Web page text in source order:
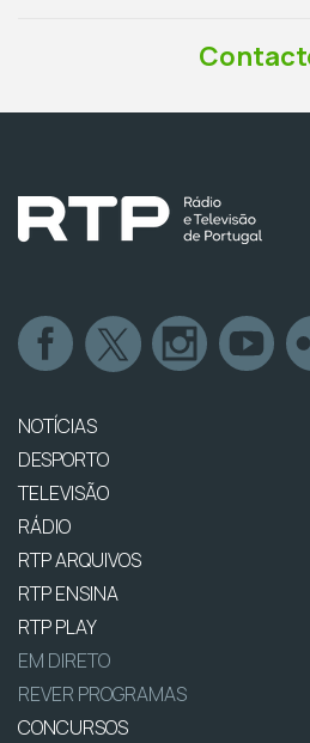
NOTÍCIAS
DESPORTO
TELEVISÃO
RÁDIO
RTP ARQUIVOS
RTP ENSINA
RTP PLAY
EM DIRETO
REVER PROGRAMAS
CONCURSOS